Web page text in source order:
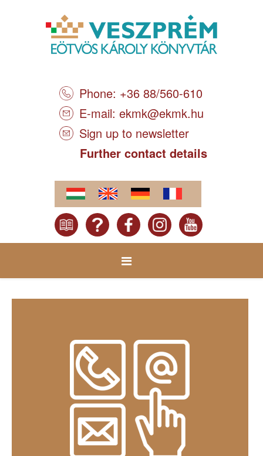
Phone: +36 88/560-610
E-mail: ekmk@ekmk.hu
Sign up to newsletter
Further contact details